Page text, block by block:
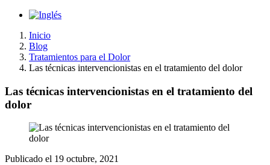
Inicio
Blog
Tratamientos para el Dolor
Las técnicas intervencionistas en el tratamiento del dolor
Las técnicas intervencionistas en el tratamiento del
dolor
Publicado el 19 octubre, 2021